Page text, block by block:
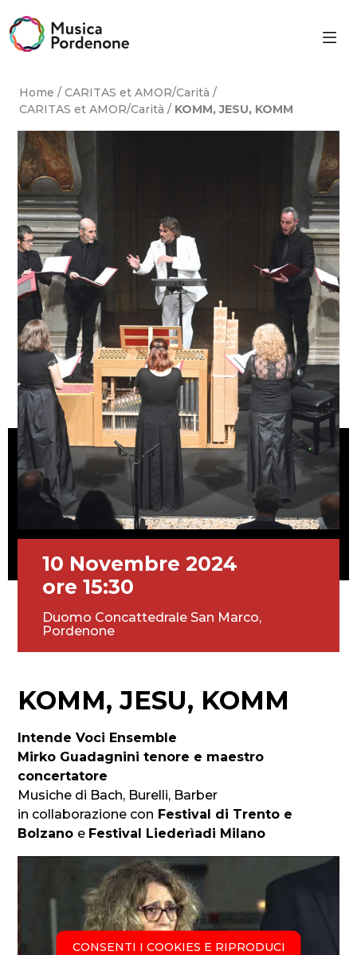
to
content
Home / CARITAS et AMOR/Carità /
CARITAS et AMOR/Carità / KOMM, JESU, KOMM
10 Novembre 2024
ore 15:30
Duomo Concattedrale San Marco,
Pordenone
KOMM, JESU, KOMM
Intende Voci Ensemble
Mirko Guadagnini tenore e maestro
concertatore
Musiche di Bach, Burelli, Barber
in collaborazione con Festival di Trento e
Bolzano e Festival Liederìadi Milano
CONSENTI I COOKIES E RIPRODUCI